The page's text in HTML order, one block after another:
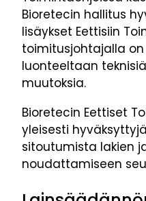
Bioretecin hallitus
lisäykset Eettisiin
toimitusjohtajalla
luonteeltaan
muutoksia.
Bioretecin Eettiset
yleisesti
sitoutumista lakien
noudattamiseen